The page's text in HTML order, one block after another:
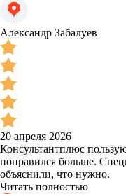
Александр Забалуев
20 апреля 2026
Консультантплюс
понравился больше.
объяснили, что нужно.
Читать полностью